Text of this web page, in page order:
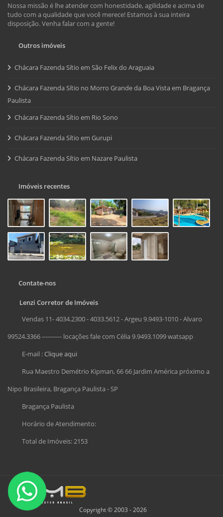
Nossa missão é lhe atender com honestidade, agilidade e acima de
tudo com a qualidade que você merece! Estamos à sua inteira
disposição. Venha falar com a gente!
Outros imóveis
Chácara Fazenda Sítio em São Felix do Araguaia
Chácara Fazenda Sítio no Morro Grande da Boa Vista em Bragança
Paulista
Chácara Fazenda Sítio em Rio Sono
Chácara Fazenda Sítio em Gurupi
Chácara Fazenda Sítio em Nazare Paulista
Imóveis recentes
Contate-nos
Lenzi Corretor de Imóveis
Vendas 11- 4034.2300 - 4033.5612 - Argeu 9.9493-1010 - Alvaro
99524.3366 ---------- locações fale com Célia 9.9493.1099 watsapp
E-mail :Clique aqui
Rua Maestro Demétrio Kipman, 66 66 Jardim América próximo a
Nipo Brasileira, Bragança Paulista - SP
Bragança Paulista
Horário de Atendimento:
Total de Imóveis: 2153
Copyright © 2003 - 2026